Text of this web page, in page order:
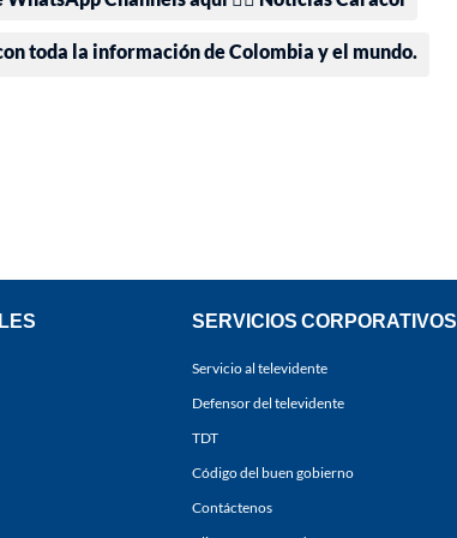
toda la información de Colombia y el mundo.
SERVICIOS CORPORATIVOS
Servicio al televidente
Defensor del televidente
TDT
Código del buen gobierno
Contáctenos